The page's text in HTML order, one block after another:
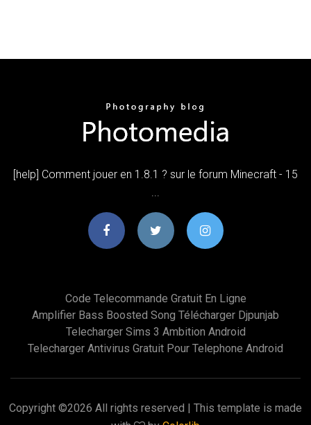
[help] Comment jouer en 1.8.1 ? sur le forum Minecraft - 15
Code Telecommande Gratuit En Ligne
Amplifier Bass Boosted Song Télécharger Djpunjab
Telecharger Sims 3 Ambition Android
Telecharger Antivirus Gratuit Pour Telephone Android
Copyright ©2026 All rights reserved | This template is made